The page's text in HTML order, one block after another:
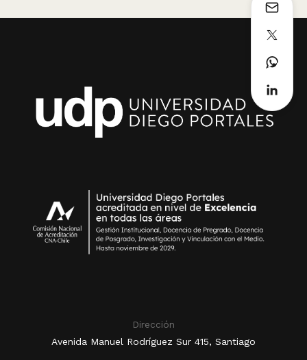
Dirección
Avenida Manuel Rodríguez Sur 415, Santiago